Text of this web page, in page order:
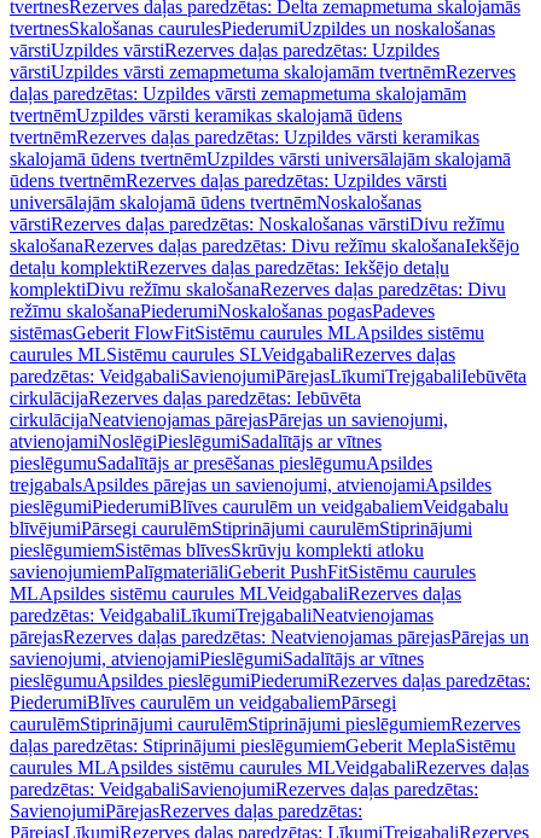
tvertnesRezerves daļas paredzētas: Delta zemapmetuma skalojamās
tvertnesSkalošanas caurulesPiederumiUzpildes un noskalošanas
vārstiUzpildes vārstiRezerves daļas paredzētas: Uzpildes
vārstiUzpildes vārsti zemapmetuma skalojamām tvertnēmRezerves
daļas paredzētas: Uzpildes vārsti zemapmetuma skalojamām
tvertnēmUzpildes vārsti keramikas skalojamā ūdens
tvertnēmRezerves daļas paredzētas: Uzpildes vārsti keramikas
skalojamā ūdens tvertnēmUzpildes vārsti universālajām skalojamā
ūdens tvertnēmRezerves daļas paredzētas: Uzpildes vārsti
universālajām skalojamā ūdens tvertnēmNoskalošanas
vārstiRezerves daļas paredzētas: Noskalošanas vārstiDivu režīmu
skalošanaRezerves daļas paredzētas: Divu režīmu skalošanaIekšējo
detaļu komplektiRezerves daļas paredzētas: Iekšējo detaļu
komplektiDivu režīmu skalošanaRezerves daļas paredzētas: Divu
režīmu skalošanaPiederumiNoskalošanas pogasPadeves
sistēmasGeberit FlowFitSistēmu caurules MLApsildes sistēmu
caurules MLSistēmu caurules SLVeidgabaliRezerves daļas
paredzētas: VeidgabaliSavienojumiPārejasLīkumiTrejgabaliIebūvēta
cirkulācijaRezerves daļas paredzētas: Iebūvēta
cirkulācijaNeatvienojamas pārejasPārejas un savienojumi,
atvienojamiNoslēgiPieslēgumiSadalītājs ar vītnes
pieslēgumuSadalītājs ar presēšanas pieslēgumuApsildes
trejgabalsApsildes pārejas un savienojumi, atvienojamiApsildes
pieslēgumiPiederumiBlīves caurulēm un veidgabaliemVeidgabalu
blīvējumiPārsegi caurulēmStiprinājumi caurulēmStiprinājumi
pieslēgumiemSistēmas blīvesSkrūvju komplekti atloku
savienojumiemPalīgmateriāliGeberit PushFitSistēmu caurules
MLApsildes sistēmu caurules MLVeidgabaliRezerves daļas
paredzētas: VeidgabaliLīkumiTrejgabaliNeatvienojamas
pārejasRezerves daļas paredzētas: Neatvienojamas pārejasPārejas un
savienojumi, atvienojamiPieslēgumiSadalītājs ar vītnes
pieslēgumuApsildes pieslēgumiPiederumiRezerves daļas paredzētas:
PiederumiBlīves caurulēm un veidgabaliemPārsegi
caurulēmStiprinājumi caurulēmStiprinājumi pieslēgumiemRezerves
daļas paredzētas: Stiprinājumi pieslēgumiemGeberit MeplaSistēmu
caurules MLApsildes sistēmu caurules MLVeidgabaliRezerves daļas
paredzētas: VeidgabaliSavienojumiRezerves daļas paredzētas:
SavienojumiPārejasRezerves daļas paredzētas:
PārejasLīkumiRezerves daļas paredzētas: LīkumiTrejgabaliRezerves